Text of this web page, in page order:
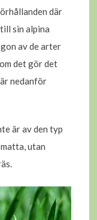
där
sin alpina
av de arter
det gör det
nedanför
är av den typ
utan